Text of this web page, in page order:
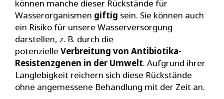
können manche dieser Rückstände für
Wasserorganismen giftig sein. Sie können auch
ein Risiko für unsere Wasserversorgung
darstellen, z. B. durch die
potenzielle Verbreitung von Antibiotika-
Resistenzgenen in der Umwelt. Aufgrund ihrer
Langlebigkeit reichern sich diese Rückstände
ohne angemessene Behandlung mit der Zeit an.